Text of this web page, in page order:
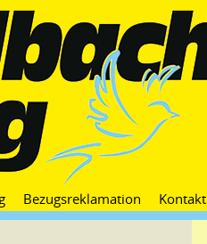
Zum
Inhalt
Bezugsreklamation Kontakt